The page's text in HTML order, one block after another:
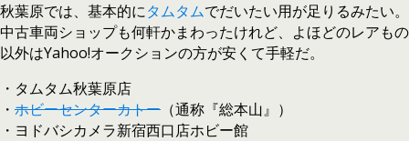
秋葉原では、基本的にタムタムでだいたい用が足りるみたい。
中古車両ショップも何軒かまわったけれど、よほどのレアもの
以外はYahoo!オークションの方が安くて手軽だ。
・タムタム秋葉原店
・ ホビーセンターカトー （通称『総本山』）
・ヨドバシカメラ新宿西口店ホビー館